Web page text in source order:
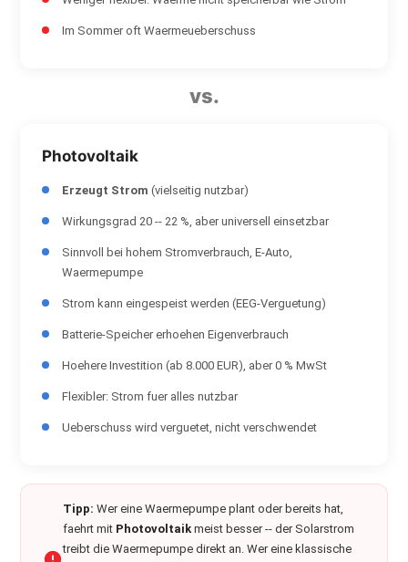
Im Sommer oft Waermeueberschuss
vs.
Photovoltaik
Erzeugt Strom (vielseitig nutzbar)
Wirkungsgrad 20 -- 22 %, aber universell einsetzbar
Sinnvoll bei hohem Stromverbrauch, E-Auto,
Waermepumpe
Strom kann eingespeist werden (EEG-Verguetung)
Batterie-Speicher erhoehen Eigenverbrauch
Hoehere Investition (ab 8.000 EUR), aber 0 % MwSt
Flexibler: Strom fuer alles nutzbar
Ueberschuss wird verguetet, nicht verschwendet
Tipp: Wer eine Waermepumpe plant oder bereits hat,
faehrt mit Photovoltaik meist besser -- der Solarstrom
treibt die Waermepumpe direkt an. Wer eine klassische